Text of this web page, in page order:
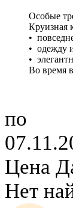
Особые
Круизная
•
• одежду
•
Во время
по
Цена
Нет